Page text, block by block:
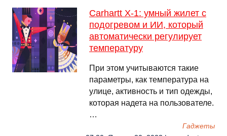
Carhartt X-1: умный жилет с
подогревом и ИИ, который
автоматически регулирует
температуру
При этом учитываются такие
параметры, как температура на
улице, активность и тип одежды,
которая надета на пользователе.
…
Гаджеты